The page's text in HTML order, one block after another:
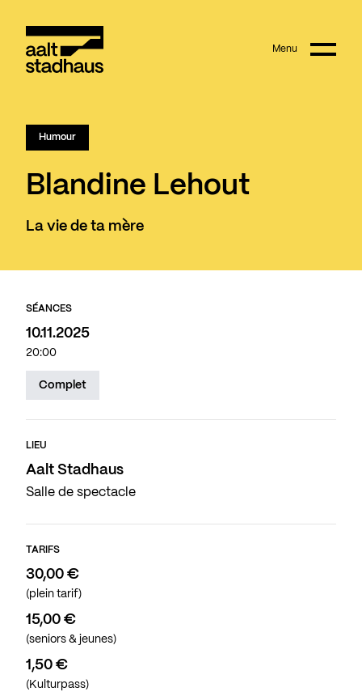
Main content Menu
Complet
Humour
Blandine Lehout
La vie de ta mère
SÉANCES
10.11.2025
20:00
Complet
LIEU
Aalt Stadhaus
Salle de spectacle
TARIFS
30,00 €
(plein tarif)
15,00 €
(seniors & jeunes)
1,50 €
(Kulturpass)